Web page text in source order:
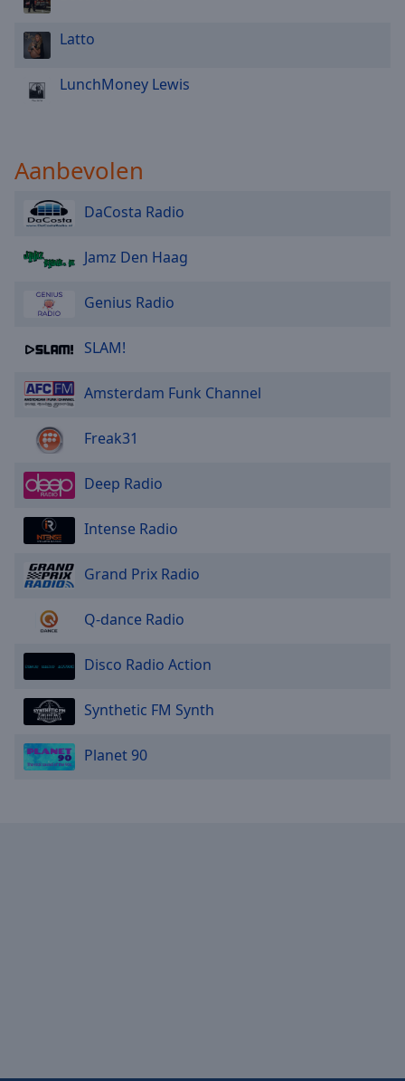
Latto
LunchMoney Lewis
Aanbevolen
DaCosta Radio
Jamz Den Haag
Genius Radio
SLAM!
Amsterdam Funk Channel
Freak31
Deep Radio
Intense Radio
Grand Prix Radio
Q-dance Radio
Disco Radio Action
Synthetic FM Synth
Planet 90